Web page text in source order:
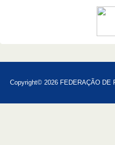
Copyright© 2026 FEDERAÇÃO DE